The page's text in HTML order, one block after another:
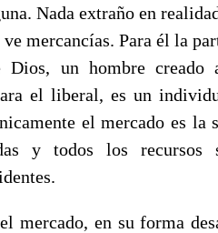
Nada extraño en
mercancías. Para él la
Dios, un hombre creado
el liberal, es un
el mercado es la
y todos los recursos
mercado, en su forma